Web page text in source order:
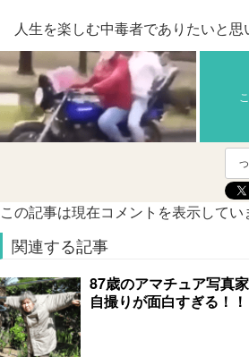
人生を楽しむ中毒者でありたいと思
この記事は現在コメントを表示してい
関連する記事
87歳のアマチュア写真
自撮りが面白すぎる！